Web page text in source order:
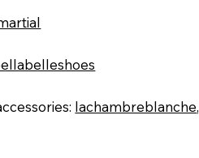
lachambreblanche,